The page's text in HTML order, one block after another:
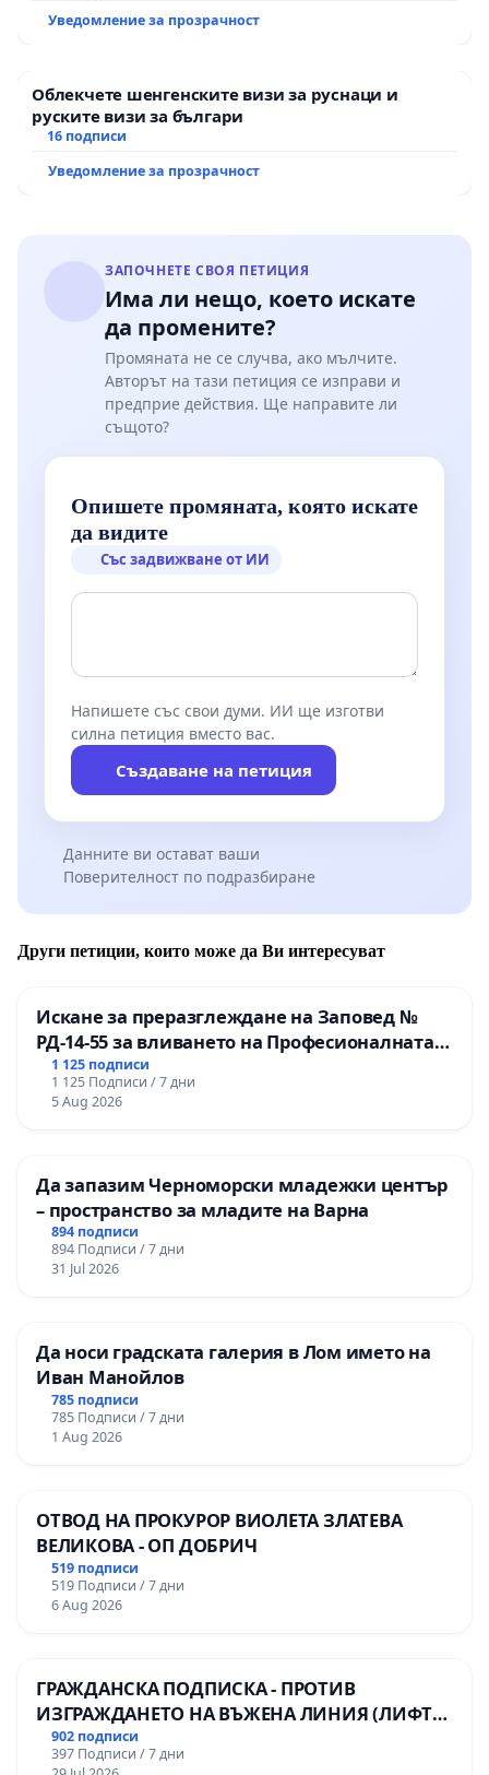
Уведомление за прозрачност
Облекчете шенгенските визи за руснаци и
руските визи за българи
16 подписи
Уведомление за прозрачност
ЗАПОЧНЕТЕ СВОЯ ПЕТИЦИЯ
Има ли нещо, което искате
да промените?
Промяната не се случва, ако мълчите.
Авторът на тази петиция се изправи и
предприе действия. Ще направите ли
същото?
Опишете промяната, която искате
да видите
Със задвижване от ИИ
Напишете със свои думи. ИИ ще изготви
силна петиция вместо вас.
Създаване на петиция
Данните ви остават ваши
Поверителност по подразбиране
Други петиции, които може да Ви интересуват
Искане за преразглеждане на Заповед №
РД-14-55 за вливането на Професионалната
гимназия по промишлени технологии в
Професионалната гимназия по икономика и
мениджмънт – гр. Пазарджик
1 125 подписи
1 125 Подписи / 7 дни
5 Aug 2026
Да запазим Черноморски младежки център
– пространство за младите на Варна
894 подписи
894 Подписи / 7 дни
31 Jul 2026
Да носи градската галерия в Лом името на
Иван Манойлов
785 подписи
785 Подписи / 7 дни
1 Aug 2026
ОТВОД НА ПРОКУРОР ВИОЛЕТА ЗЛАТЕВА
ВЕЛИКОВА - ОП ДОБРИЧ
519 подписи
519 Подписи / 7 дни
6 Aug 2026
ГРАЖДАНСКА ПОДПИСКА - ПРОТИВ
ИЗГРАЖДАНЕТО НА ВЪЖЕНА ЛИНИЯ (ЛИФТ)
НА ТЕРИТОРИЯТА НА ПРИРОДНА
ЗАБЕЛЕЖИТЕЛНОСТ „ХЪЛМ НА
902 подписи
397 Подписи / 7 дни